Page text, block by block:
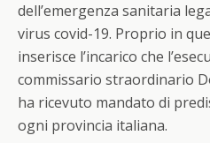
dell’emergenza sanitaria
virus covid-19. Proprio in
inserisce l’incarico che
commissario straordinario
ha ricevuto mandato di
ogni provincia italiana.